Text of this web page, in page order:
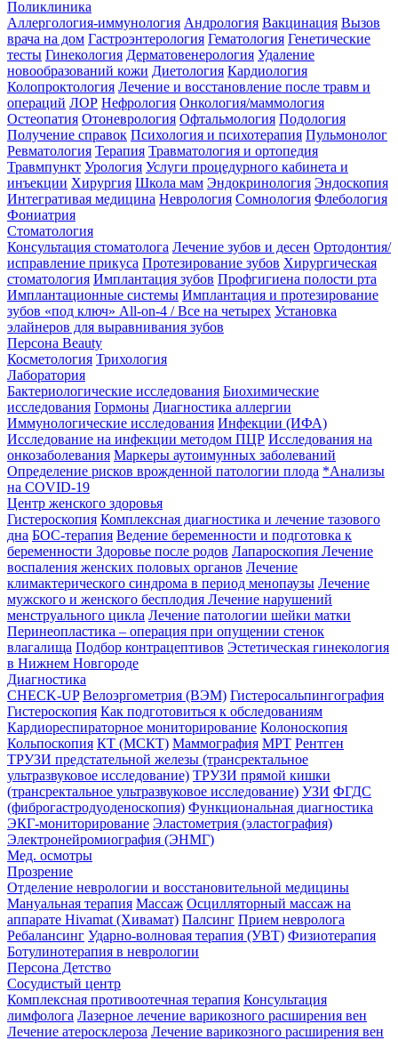
Поликлиника
Аллергология-иммунология Андрология Вакцинация Вызов
врача на дом Гастроэнтерология Гематология Генетические
тесты Гинекология Дерматовенерология Удаление
новообразований кожи Диетология Кардиология
Колопроктология Лечение и восстановление после травм и
операций ЛОР Нефрология Онкология/маммология
Остеопатия Отоневрология Офтальмология Подология
Получение справок Психология и психотерапия Пульмонолог
Ревматология Терапия Травматология и ортопедия
Травмпункт Урология Услуги процедурного кабинета и
инъекции Хирургия Школа мам Эндокринология Эндоскопия
Интегративая медицина Неврология Сомнология Флебология
Фониатрия
Стоматология
Консультация стоматолога Лечение зубов и десен Ортодонтия/
исправление прикуса Протезирование зубов Хирургическая
стоматология Имплантация зубов Профгигиена полости рта
Имплантационные системы Имплантация и протезирование
зубов «под ключ» All-on-4 / Все на четырех Установка
элайнеров для выравнивания зубов
Персона Beauty
Косметология Трихология
Лаборатория
Бактериологические исследования Биохимические
исследования Гормоны Диагностика аллергии
Иммунологические исследования Инфекции (ИФА)
Исследование на инфекции методом ПЦР Исследования на
онкозаболевания Маркеры аутоимунных заболеваний
Определение рисков врожденной патологии плода *Анализы
на COVID-19
Центр женского здоровья
Гистероскопия Комплексная диагностика и лечение тазового
дна БОС-терапия Ведение беременности и подготовка к
беременности Здоровье после родов Лапароскопия Лечение
воспаления женских половых органов Лечение
климактерического синдрома в период менопаузы Лечение
мужского и женского бесплодия Лечение нарушений
менструального цикла Лечение патологии шейки матки
Перинеопластика – операция при опущении стенок
влагалища Подбор контрацептивов Эстетическая гинекология
в Нижнем Новгороде
Диагностика
CHECK-UP Велоэргометрия (ВЭМ) Гистеросальпингография
Гистероскопия Как подготовиться к обследованиям
Кардиореспираторное мониторирование Колоноскопия
Кольпоскопия КТ (МСКТ) Маммография МРТ Рентген
ТРУЗИ предстательной железы (трансректальное
ультразвуковое исследование) ТРУЗИ прямой кишки
(трансректальное ультразвуковое исследование) УЗИ ФГДС
(фиброгастродуоденоскопия) Функциональная диагностика
ЭКГ-мониторирование Эластометрия (эластография)
Электронейромиография (ЭНМГ)
Мед. осмотры
Прозрение
Отделение неврологии и восстановительной медицины
Мануальная терапия Массаж Осцилляторный массаж на
аппарате Hivamat (Хивамат) Палсинг Прием невролога
Ребалансинг Ударно-волновая терапия (УВТ) Физиотерапия
Ботулинотерапия в неврологии
Персона Детство
Сосудистый центр
Комплексная противоотечная терапия Консультация
лимфолога Лазерное лечение варикозного расширения вен
Лечение атеросклероза Лечение варикозного расширения вен